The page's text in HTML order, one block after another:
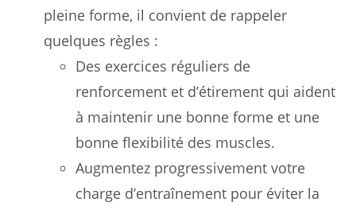
pleine forme, il convient de rappeler
quelques règles :
Des exercices réguliers de
renforcement et d’étirement qui aident
à maintenir une bonne forme et une
bonne flexibilité des muscles.
Augmentez progressivement votre
charge d’entraînement pour éviter la